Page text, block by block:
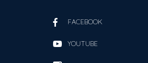
FACEBOOK
YOUTUBE